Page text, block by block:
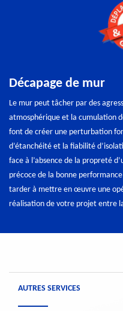
Décapage de mur
Le mur peut tâcher par des
atmosphérique et la cumulation
font de créer une perturbation
d’étanchéité et la fiabilité
face à l’absence de la propreté
précoce de la bonne
tarder à mettre en œuvre une
réalisation de votre projet entre
AUTRES SERVICES